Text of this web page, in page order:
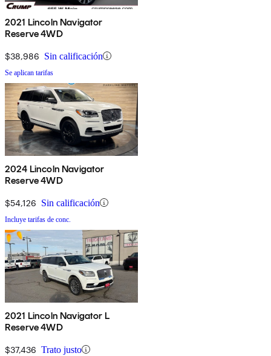
2021 Lincoln Navigator
Reserve 4WD
$38,986 Sin calificación
Se aplican tarifas
2024 Lincoln Navigator
Reserve 4WD
$54,126 Sin calificación
Incluye tarifas de conc.
2021 Lincoln Navigator L
Reserve 4WD
$37,436 Trato justo